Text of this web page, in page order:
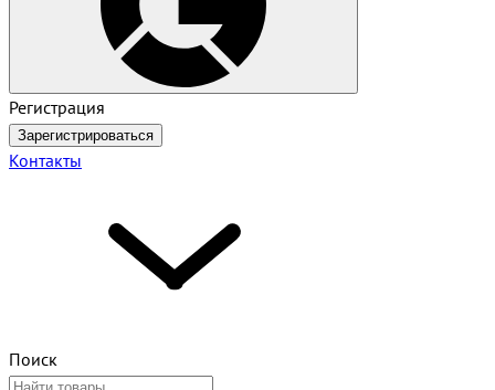
Регистрация
Зарегистрироваться
Контакты
Поиск